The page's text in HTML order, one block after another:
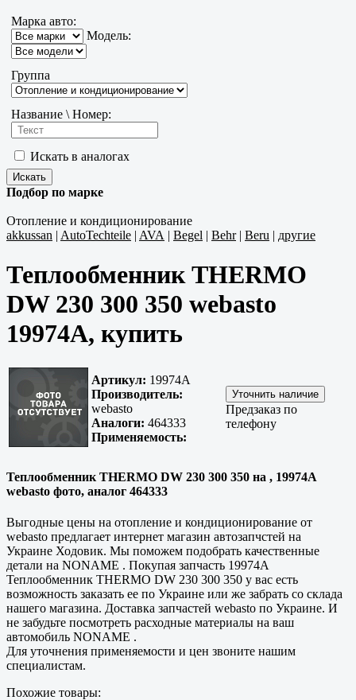
Марка авто:
Модель:
Группа
Название \ Номер:
Искать в аналогах
Подбор по марке
Отопление и кондиционирование
akkussan | AutoTechteile | AVA | Begel | Behr| Beru | другие
Теплообменник THERMO
DW 230 300 350 webasto
19974A, купить
Артикул: 19974A
Производитель:
webasto
Аналоги: 464333
Применяемость:
Предзаказ по
телефону
Теплообменник THERMO DW 230 300 350 на , 19974A
webasto фото, аналог 464333
Выгодные цены на отопление и кондиционирование от
webasto предлагает интернет магазин автозапчстей на
Украине Ходовик. Мы поможем подобрать качественные
детали на NONAME . Покупая запчасть 19974A
Теплообменник THERMO DW 230 300 350 у вас есть
возможность заказать ее по Украине или же забрать со склада
нашего магазина. Доставка запчастей webasto по Украине. И
не забудьте посмотреть расходные материалы на ваш
автомобиль NONAME .
Для уточнения применяемости и цен звоните нашим
специалистам.
Похожие товары: